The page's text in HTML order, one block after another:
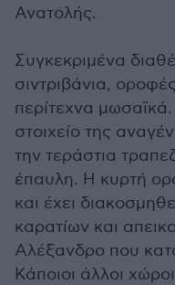
Ανατολής.
Συγκεκριμένα
σιντριβάνια,
περίτεχνα
στοιχείο της
την τεράστια
έπαυλη. Η κυρτή
και έχει
καρατίων και
Αλέξανδρο που
Κάποιοι άλλοι